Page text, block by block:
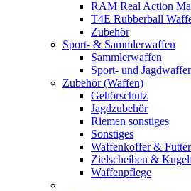
RAM Real Action
T4E Rubberball
Zubehör
Sport- & Sammlerwaffen
Sammlerwaffen
Sport- und
Zubehör (Waffen)
Gehörschutz
Jagdzubehör
Riemen sonstiges
Sonstiges
Waffenkoffer &
Zielscheiben &
Waffenpflege